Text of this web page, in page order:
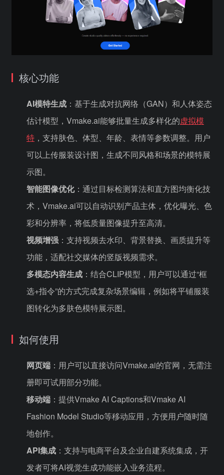
核心功能
AI模特生成 ：基于生成对抗网络（GAN）和人体姿态
估计模型，Vmake.ai能够批量生成多样化的虚拟模
特 ，支持肤色、体型、年龄、表情等参数调整。用户
可以上传服装设计图，生成不同风格和场景的模特展
示图。
智能图像优化：通过目标检测算法和直方图均衡化技
术，Vmake.ai可以自动识别产品主体，优化曝光、色
彩和分辨率，将低质量图像提升至高清。
视频增强 ：支持视频去水印、背景替换、画质提升等
功能，适配社交媒体的竖版视频需求。
多模态内容生成 ：结合CLIP模型，用户可以通过“框
选+指令”的方式完成复杂场景编辑，例如将平铺服装
图转化为多肤色模特展示图。
如何使用
网页端 ：用户可以直接访问Vmake.ai的官网，无需注
册即可试用部分功能。
移动端 ：提供Vmake AI Captions和Vmake AI
Fashion Model Studio等移动应用，方便用户随时随
地创作。
API集成 ：支持与电商平台及企业自建系统集成，开
发者可将AI视觉生成功能嵌入业务流程。